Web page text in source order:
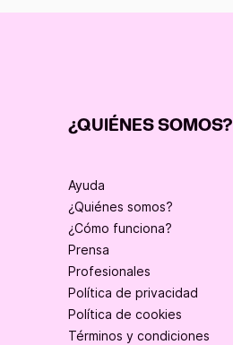
¿QUIÉNES SOMOS?
Ayuda
¿Quiénes somos?
¿Cómo funciona?
Prensa
Profesionales
Política de privacidad
Política de cookies
Términos y condiciones